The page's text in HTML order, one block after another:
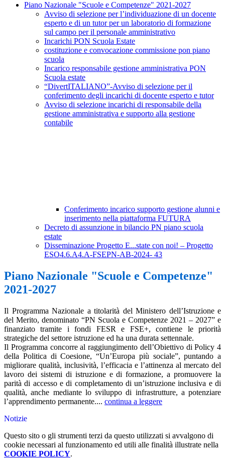
Piano Nazionale "Scuole e Competenze" 2021-2027
Avviso di selezione per l’individuazione di un docente
esperto e di un tutor per un laboratorio di formazione
sul campo per il personale amministrativo
Incarichi PON Scuola Estate
costituzione e convocazione commissione pon piano
scuola
Incarico responsabile gestione amministrativa PON
Scuola estate
“DivertITALIANO”-Avviso di selezione per il
conferimento degli incarichi di docente esperto e tutor
Avviso di selezione incarichi di responsabile della
gestione amministrativa e supporto alla gestione
contabile
Conferimento incarico supporto gestione alunni e
inserimento nella piattaforma FUTURA
Decreto di assunzione in bilancio PN piano scuola
estate
Disseminazione Progetto E...state con noi! – Progetto
ESO4.6.A4.A-FSEPN-AB-2024- 43
Piano Nazionale "Scuole e Competenze"
2021-2027
Il Programma Nazionale a titolarità del Ministero dell’Istruzione e
del Merito, denominato “PN Scuola e Competenze 2021 – 2027” e
finanziato tramite i fondi FESR e FSE+, contiene le priorità
strategiche del settore istruzione ed ha una durata settennale.
Il Programma concorre al raggiungimento dell’Obiettivo di Policy 4
della Politica di Coesione, “Un’Europa più sociale”, puntando a
migliorare qualità, inclusività, l’efficacia e l’attinenza al mercato del
lavoro dei sistemi di istruzione e di formazione, a promuovere la
parità di accesso e di completamento di un’istruzione inclusiva e di
qualità, anche mediante lo sviluppo di infrastrutture, a potenziare
l’apprendimento permanente.... continua a leggere
Notizie
Questo sito o gli strumenti terzi da questo utilizzati si avvalgono di
cookie necessari al funzionamento ed utili alle finalità illustrate nella
COOKIE POLICY.